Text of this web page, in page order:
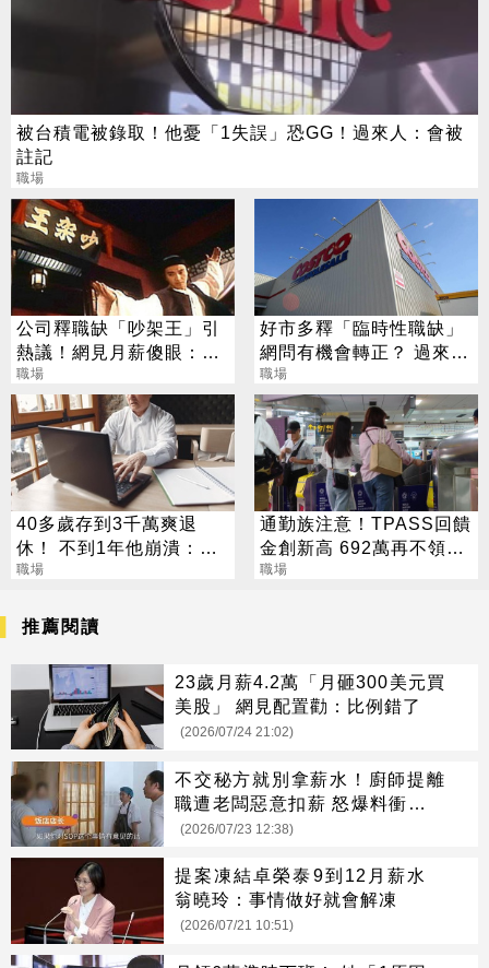
被台積電被錄取！他憂「1失誤」恐GG！過來人：會被
註記
職場
公司釋職缺「吵架王」引
熱議！網見月薪傻眼：打
趴一堆人
職場
好市多釋「臨時性職缺」
網問有機會轉正？ 過來人
曝工作秘辛
職場
40多歲存到3千萬爽退
休！ 不到1年他崩潰：沒
了護身符
職場
通勤族注意！TPASS回饋
金創新高 692萬再不領就
沒了
職場
推薦閱讀
23歲月薪4.2萬「月砸300美元買
美股」 網見配置勸：比例錯了
(2026/07/24 21:02)
不交秘方就別拿薪水！廚師提離
職遭老闆惡意扣薪 怒爆料衝上熱
搜
(2026/07/23 12:38)
提案凍結卓榮泰9到12月薪水
翁曉玲：事情做好就會解凍
(2026/07/21 10:51)